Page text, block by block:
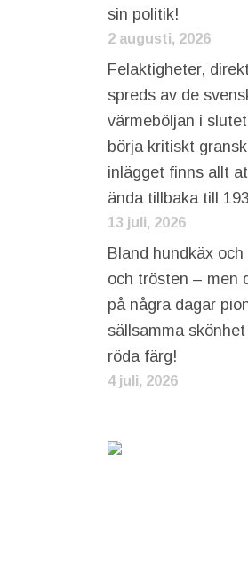
sin politik!
2 augusti, 2026
Felaktigheter,
spreds av de
värmeböljan i
börja kritiskt
inlägget finns allt
ända tillbaka till
13 juli, 2026
Bland hundkäx
och trösten – men
på några dagar
sällsamma
röda färg!
4 juli, 2026